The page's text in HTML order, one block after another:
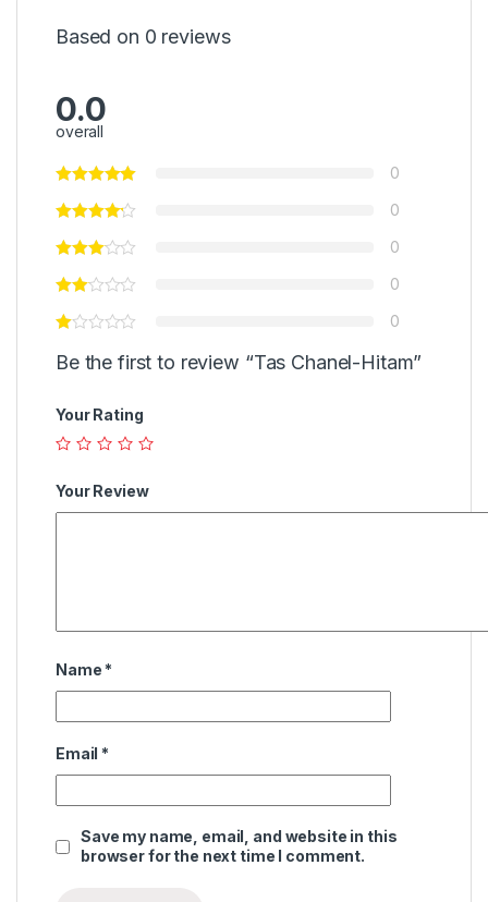
Based on 0 reviews
0.0
overall
0
0
0
0
0
Be the first to review “Tas Chanel-Hitam”
Your Rating
Your Review
Name *
Email *
Save my name, email, and website in this
browser for the next time I comment.